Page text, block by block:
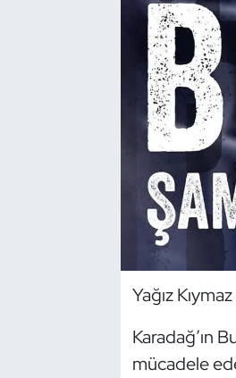
Yağız
Karadağ’ın
mücadele
Dans Sporları